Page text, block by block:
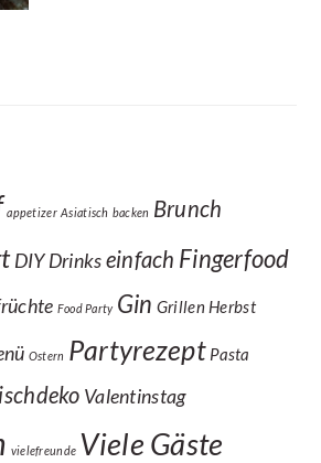
appetizer Asiatisch backen Brunch
DIY Drinkseinfach Fingerfood
Food Party Gin Grillen Herbst
Ostern Partyrezept Pasta
Valentinstag
vielefreunde Viele Gäste